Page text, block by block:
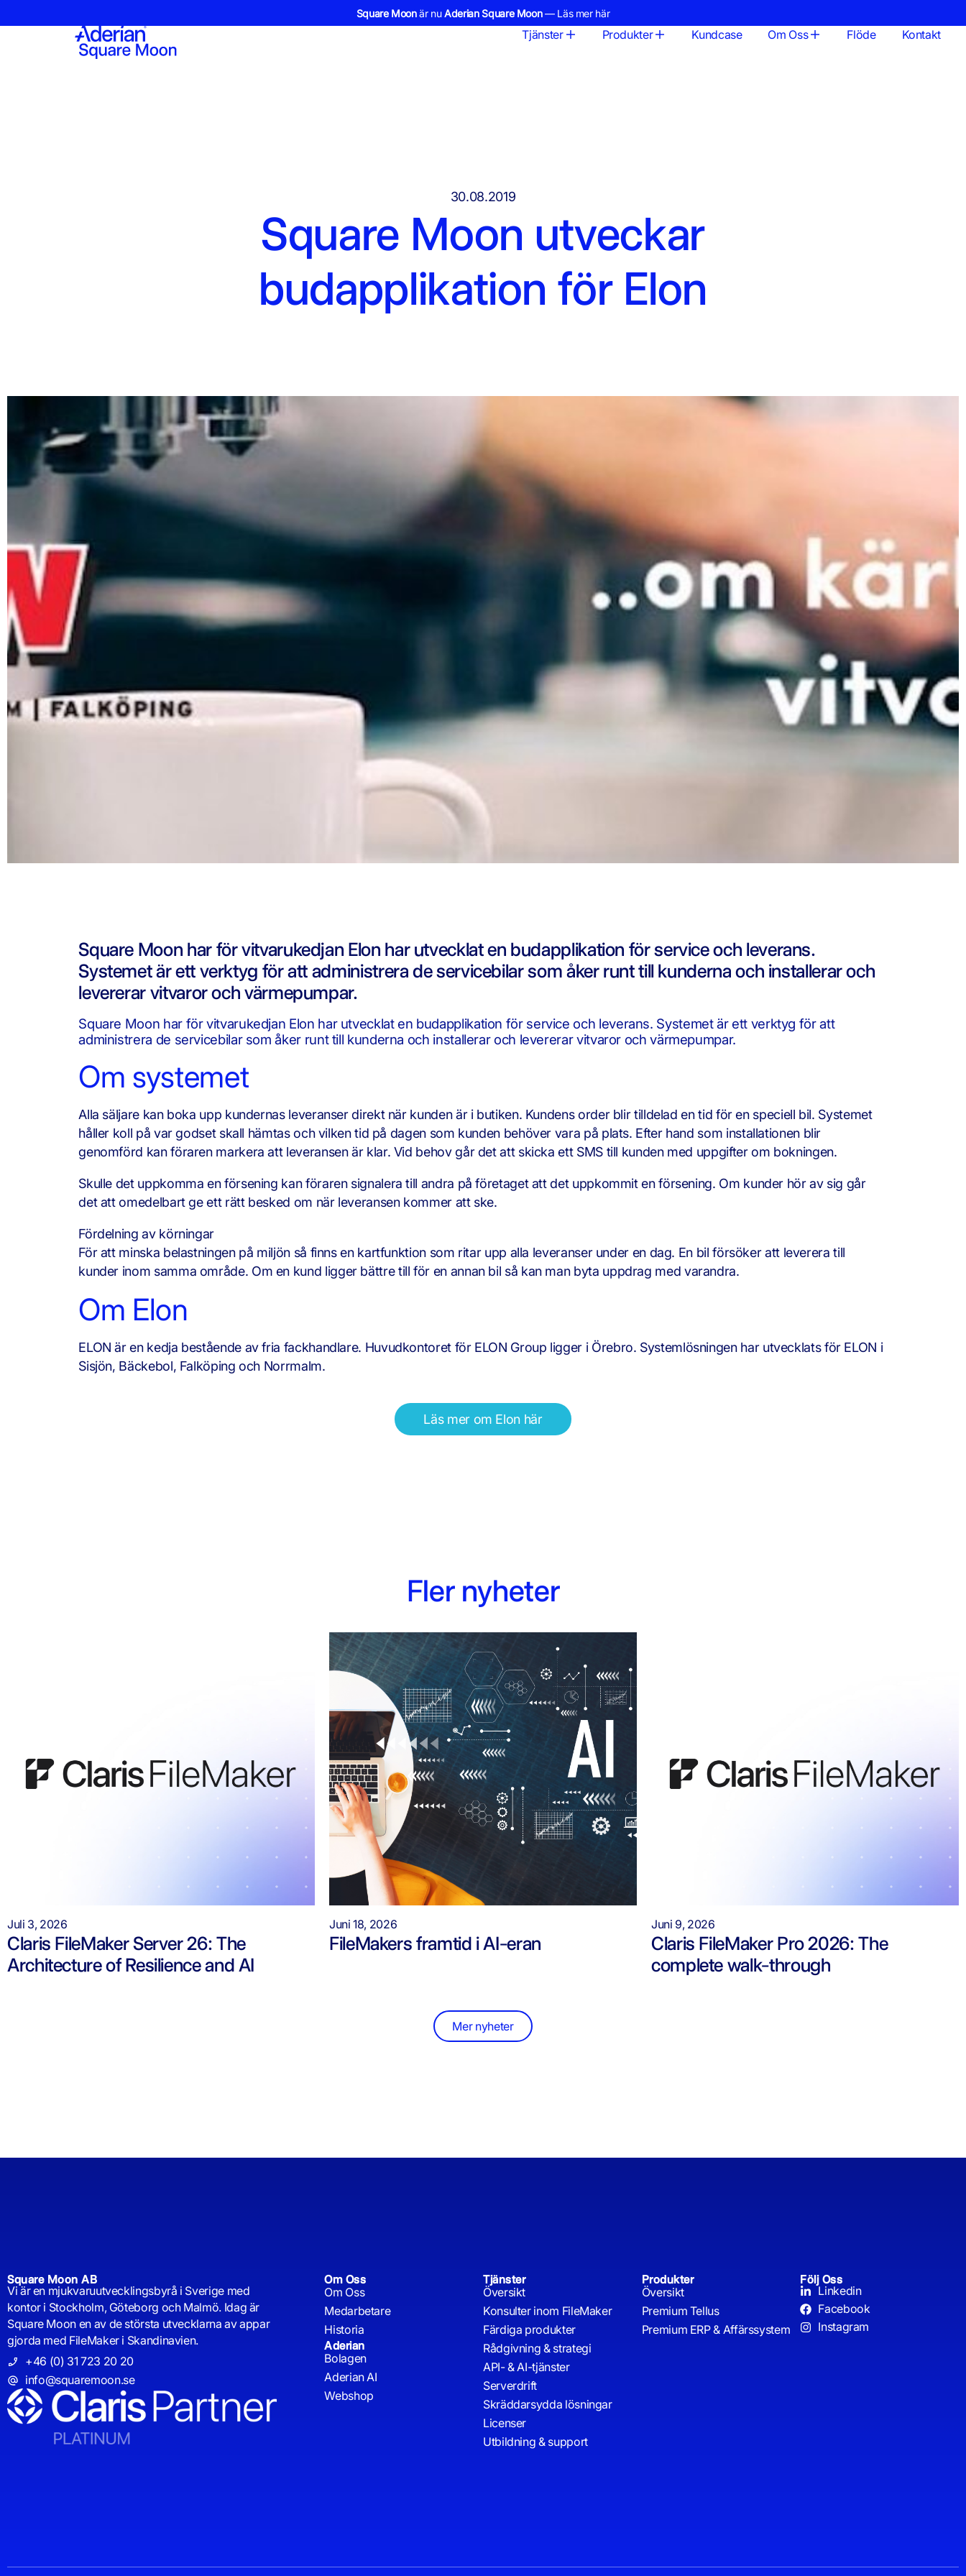
Square Moonär nuAderian Square Moon— Läs mer här
Tjänster Produkter Kundcase Om Oss Flöde Kontakt
30.08.2019
Square Moon utveckar
budapplikation för Elon
Square Moon har för vitvarukedjan Elon har utvecklat en budapplikation för service och leverans.
Systemet är ett verktyg för att administrera de servicebilar som åker runt till kunderna och installerar och
levererar vitvaror och värmepumpar.
Square Moon har för vitvarukedjan Elon har utvecklat en budapplikation för service och leverans. Systemet är ett verktyg för att
administrera de servicebilar som åker runt till kunderna och installerar och levererar vitvaror och värmepumpar.
Om systemet
Alla säljare kan boka upp kundernas leveranser direkt när kunden är i butiken. Kundens order blir tilldelad en tid för en speciell bil. Systemet
håller koll på var godset skall hämtas och vilken tid på dagen som kunden behöver vara på plats. Efter hand som installationen blir
genomförd kan föraren markera att leveransen är klar. Vid behov går det att skicka ett SMS till kunden med uppgifter om bokningen.
Skulle det uppkomma en försening kan föraren signalera till andra på företaget att det uppkommit en försening. Om kunder hör av sig går
det att omedelbart ge ett rätt besked om när leveransen kommer att ske.
Fördelning av körningar
För att minska belastningen på miljön så finns en kartfunktion som ritar upp alla leveranser under en dag. En bil försöker att leverera till
kunder inom samma område. Om en kund ligger bättre till för en annan bil så kan man byta uppdrag med varandra.
Om Elon
ELON är en kedja bestående av fria fackhandlare. Huvudkontoret för ELON Group ligger i Örebro. Systemlösningen har utvecklats för ELON i
Sisjön, Bäckebol, Falköping och Norrmalm.
Läs mer om Elon här
Fler nyheter
Juli 3, 2026
Claris FileMaker Server 26: The
Architecture of Resilience and AI
Juni 18, 2026
FileMakers framtid i AI-eran
Juni 9, 2026
Claris FileMaker Pro 2026: The
complete walk-through
Mer nyheter
Square Moon AB
Vi är en mjukvaruutvecklingsbyrå i Sverige med
kontor i Stockholm, Göteborg och Malmö. Idag är
Square Moon en av de största utvecklarna av appar
gjorda med FileMaker i Skandinavien.
+46 (0) 31 723 20 20
info@squaremoon.se
Om Oss
Om Oss
Medarbetare
Historia
Aderian
Bolagen
Aderian AI
Webshop
Tjänster
Översikt
Konsulter inom FileMaker
Färdiga produkter
Rådgivning & strategi
API- & AI-tjänster
Serverdrift
Skräddarsydda lösningar
Licenser
Utbildning & support
Produkter
Översikt
Premium Tellus
Premium ERP & Affärssystem
Följ Oss
Linkedin
Facebook
Instagram